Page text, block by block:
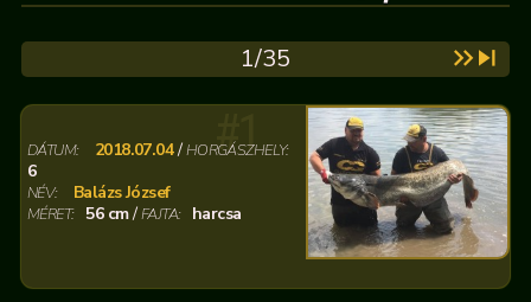
1/35
#1
DÁTUM: 2018.07.04/HORGÁSZHELY:
6
NÉV: Balázs József
MÉRET: 56 cm/FAJTA: harcsa